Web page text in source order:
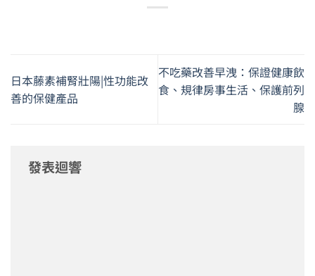
日本藤素補腎壯陽|性功能改
善的保健產品
不吃藥改善早洩：保證健康飲
食、規律房事生活、保護前列
腺
發表迴響